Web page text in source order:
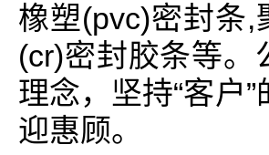
橡塑(pvc)密封条
(cr)密封胶条等。
理念，坚持“客户
迎惠顾。